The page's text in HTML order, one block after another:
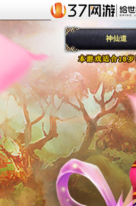
神仙道